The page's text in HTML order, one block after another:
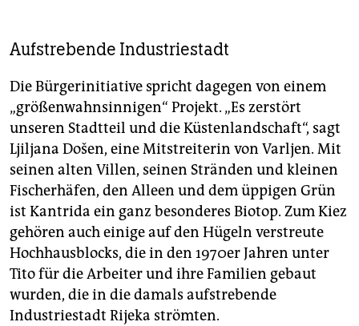
Aufstrebende Industriestadt
Die Bürgerinitiative spricht dagegen von einem
„größenwahnsinnigen“ Projekt. „Es zerstört
unseren Stadtteil und die Küstenlandschaft“, sagt
Ljiljana Došen, eine Mitstreiterin von Varljen. Mit
seinen alten Villen, seinen Stränden und kleinen
Fischerhäfen, den Alleen und dem üppigen Grün
ist Kantrida ein ganz besonderes Biotop. Zum Kiez
gehören auch einige auf den Hügeln verstreute
Hochhausblocks, die in den 1970er Jahren unter
Tito für die Arbeiter und ihre Familien gebaut
wurden, die in die damals aufstrebende
Industriestadt Rijeka strömten.